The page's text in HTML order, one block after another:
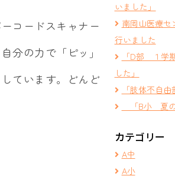
コードスキャナー
分の力で「ピッ」
ています。どんど
いました」
南岡山医療セ
行いました
「D部 １学
した」
「肢体不自
「B小 夏の
カテゴリー
A中
A小